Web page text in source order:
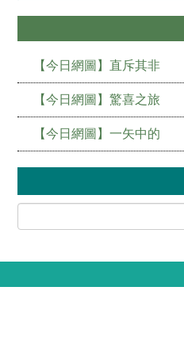
【今日網圖】直斥其非
【今日網圖】驚喜之旅
【今日網圖】一矢中的